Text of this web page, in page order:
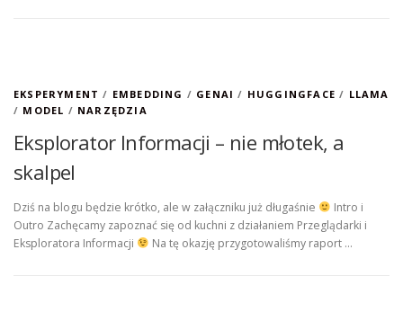
EKSPERYMENT / EMBEDDING / GENAI / HUGGINGFACE / LLAMA
/ MODEL / NARZĘDZIA
Eksplorator Informacji – nie młotek, a
skalpel
Dziś na blogu będzie krótko, ale w załączniku już długaśnie
Intro i
Outro Zachęcamy zapoznać się od kuchni z działaniem Przeglądarki i
Eksploratora Informacji
Na tę okazję przygotowaliśmy raport …